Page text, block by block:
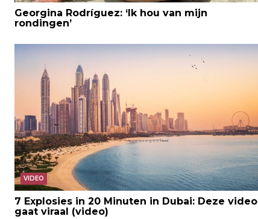
Georgina Rodríguez: ‘Ik hou van mijn
rondingen’
VIDEO
7 Explosies in 20 Minuten in Dubai: Deze video
gaat viraal (video)